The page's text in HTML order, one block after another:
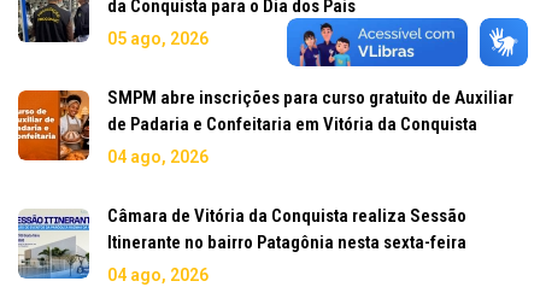
da Conquista para o Dia dos Pais
05 ago, 2026
SMPM abre inscrições para curso gratuito de Auxiliar
de Padaria e Confeitaria em Vitória da Conquista
04 ago, 2026
Câmara de Vitória da Conquista realiza Sessão
Itinerante no bairro Patagônia nesta sexta-feira
04 ago, 2026